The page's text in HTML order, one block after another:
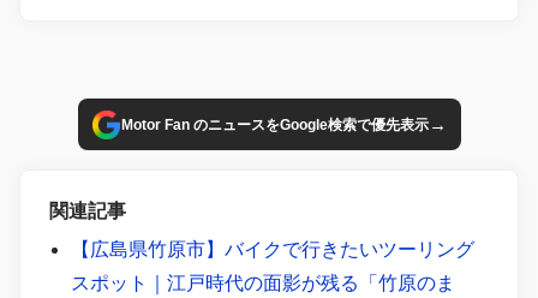
Motor Fan のニュースをGoogle検索で優先表示→
関連記事
【広島県竹原市】バイクで行きたいツーリング
スポット｜江戸時代の面影が残る「竹原のま